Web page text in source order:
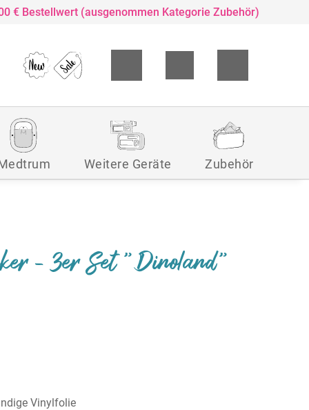
€ Bestellwert (ausgenommen Kategorie Zubehör)
Weitere Geräte Zubehör
- 3er Set "Dinoland"
Vinylfolie